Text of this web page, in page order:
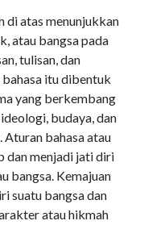
di atas menunjukkan
atau bangsa pada
tulisan, dan
itu dibentuk
yang berkembang
budaya, dan
Aturan bahasa atau
dan menjadi jati diri
bangsa. Kemajuan
suatu bangsa dan
atau hikmah